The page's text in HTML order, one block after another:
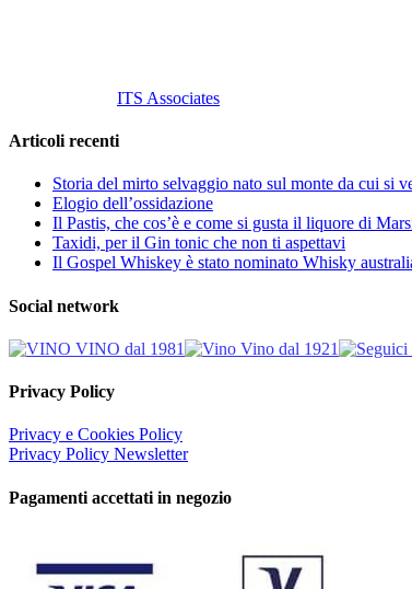
ITS Associates
Articoli recenti
Storia del mirto selvaggio nato sul monte da cui si
Elogio dell’ossidazione
Il Pastis, che cos’è e come si gusta il liquore di
Taxidi, per il Gin tonic che non ti aspettavi
Il Gospel Whiskey è stato nominato Whisky
Social network
Privacy Policy
Privacy e Cookies Policy
Privacy Policy Newsletter
Pagamenti accettati in negozio